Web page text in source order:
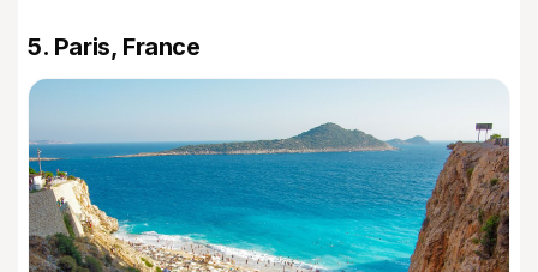
5. Paris, France